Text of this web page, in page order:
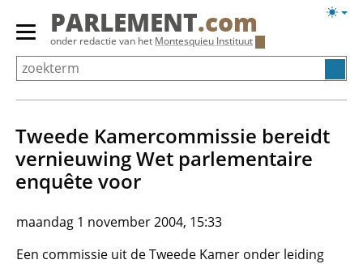
Overslaan
Primair
menu
tonen/verbergen
PARLEMENT.com
onder redactie van het Montesquieu Instituut
Tweede Kamercommissie bereidt
vernieuwing Wet parlementaire
enquête voor
maandag 1 november 2004, 15:33
Een commissie uit de Tweede Kamer onder leiding